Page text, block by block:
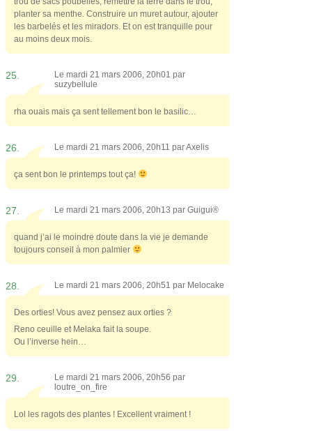
planter sa menthe. Construire un muret autour, ajouter
les barbelés et les miradors. Et on est tranquille pour
au moins deux mois.
25.
Le mardi 21 mars 2006, 20h01 par
suzybellule
rha ouais mais ça sent tellement bon le basilic…
26. Le mardi 21 mars 2006, 20h11 parAxelis
ça sent bon le printemps tout ça!
27. Le mardi 21 mars 2006, 20h13 par Guigui®
quand j’ai le moindre doute dans la vie je demande
toujours conseil à mon palmier
28. Le mardi 21 mars 2006, 20h51 par Melocake
Des orties! Vous avez pensez aux orties ?
Reno ceuille et Melaka fait la soupe.
Ou l’inverse hein…
29.
Le mardi 21 mars 2006, 20h56 par
loutre_on_fire
Lol les ragots des plantes ! Excellent vraiment !